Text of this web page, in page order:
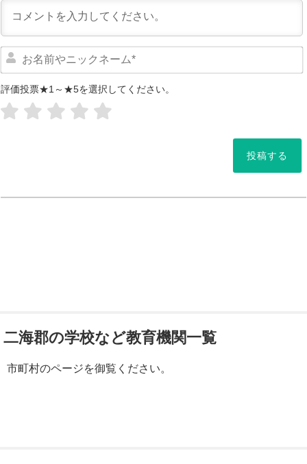
評価投票★1～★5を選択してください。
二海郡の学校など教育機関一覧
市町村のページを御覧ください。